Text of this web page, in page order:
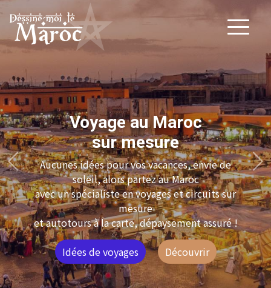
Voyage au Maroc
sur mesure
Aucunes idées pour vos vacances, envie de
soleil, alors partez au Maroc
avec un spécialiste en voyages et circuits sur
mesure
et autotours à la carte, dépaysement assuré !
Idées de voyages
Découvrir
Précédent